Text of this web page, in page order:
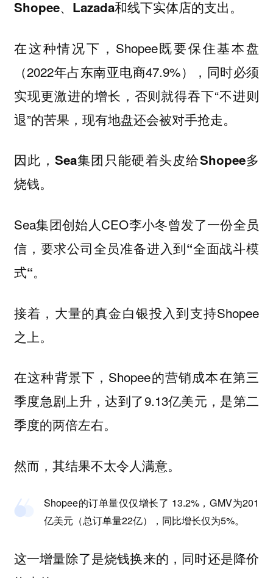
Shopee、Lazada和线下实体店的支出。
在这种情况下，Shopee既要保住基本盘
（2022年占东南亚电商47.9%），同时必须
实现更激进的增长，否则就得吞下“不进则
退”的苦果，现有地盘还会被对手抢走。
因此，Sea集团只能硬着头皮给Shopee多
烧钱。
Sea集团创始人CEO李小冬曾发了一份全员
信，要求公司全员准备进入到“全面战斗模
式“。
接着，大量的真金白银投入到支持Shopee
之上。
在这种背景下，Shopee的营销成本在第三
季度急剧上升，达到了9.13亿美元，是第二
季度的两倍左右。
然而，其结果不太令人满意。
Shopee的订单量仅仅增长了 13.2%，GMV为201
亿美元（总订单量22亿），同比增长仅为5%。
这一增量除了是烧钱换来的，同时还是降价